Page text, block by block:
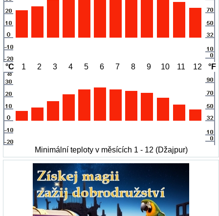
°C 1 2 3 4 5 6 7 8 9 10 11 12 °F
Minimální teploty v měsících 1 - 12 (Džajpur)